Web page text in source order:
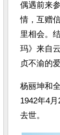
偶遇前来
情，互赠
里相会。
玛》来自
贞不渝的
杨丽坤和
1942年4
去世。